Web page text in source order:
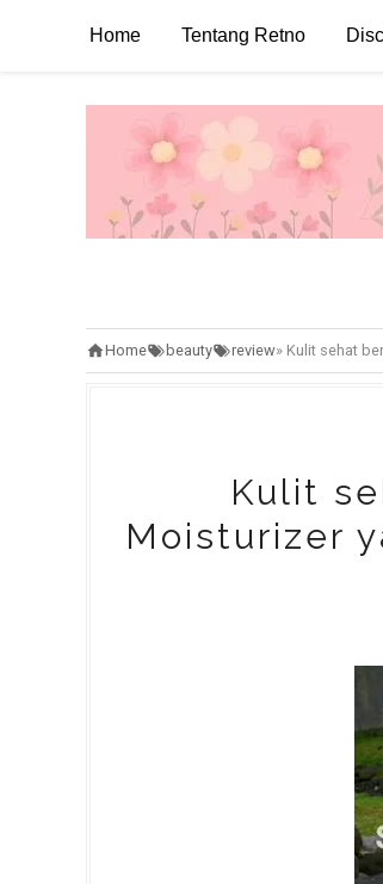
Home Tentang Retno
Home beauty review» Kulit sehat
Kulit
Moisturizer